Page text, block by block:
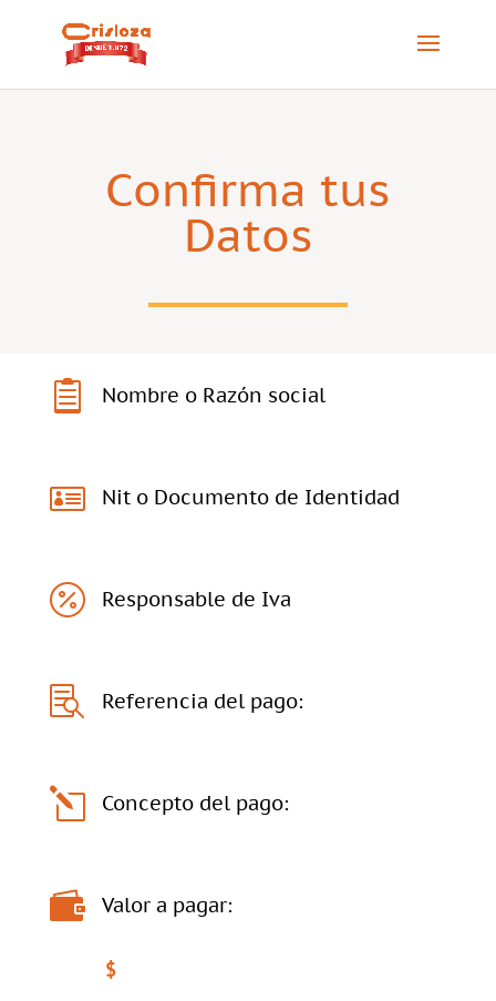
Confirma tus
Datos
 Nombre o Razón social
 Nit o Documento de Identidad
 Responsable de Iva
 Referencia del pago:
l Concepto del pago:
 Valor a pagar:
$